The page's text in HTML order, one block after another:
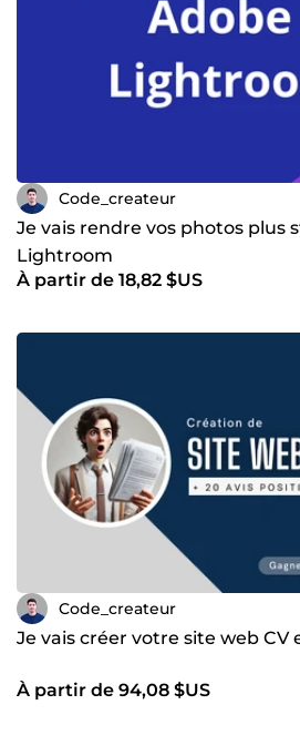
Code_createur
Je vais rendre vos photos plus
Lightroom
À partir de 18,82 $US
Code_createur
Je vais créer votre site web CV
À partir de 94,08 $US